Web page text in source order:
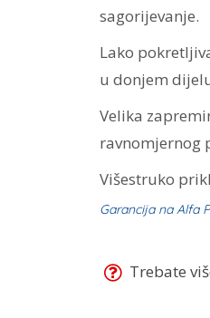
sagorijevanje.
Lako
u donjem
Velika
ravnomjernog
Višestruko
Garancija na Alfa
Trebate